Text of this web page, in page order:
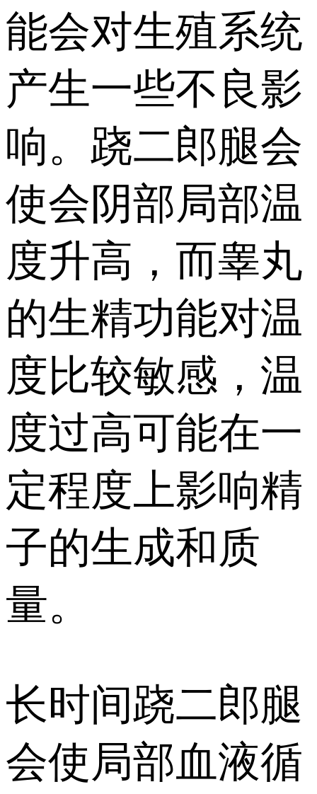
能会对生殖系统
产生一些不良影
响。跷二郎腿会
使会阴部局部温
度升高，而睾丸
的生精功能对温
度比较敏感，温
度过高可能在一
定程度上影响精
子的生成和质
量。
长时间跷二郎腿
会使局部血液循